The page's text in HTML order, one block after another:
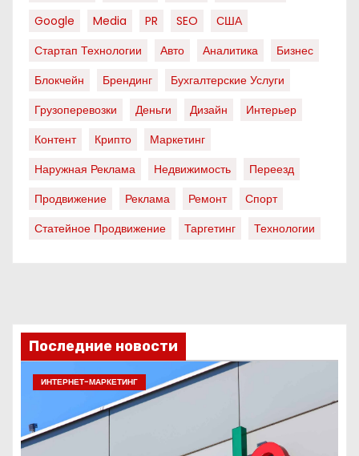
Google
Media PR SEO
США
Стартап Технологии
Авто Аналитика
Бизнес
Блокчейн
Брендинг
Бухгалтерские Услуги
Грузоперевозки
Деньги Дизайн
Интерьер
Контент
Крипто
Маркетинг
Наружная Реклама
Недвижимость
Переезд
Продвижение
Реклама Ремонт
Спорт
Статейное Продвижение
Таргетинг Технологии
Последние новости
ИНТЕРНЕТ-МАРКЕТИНГ